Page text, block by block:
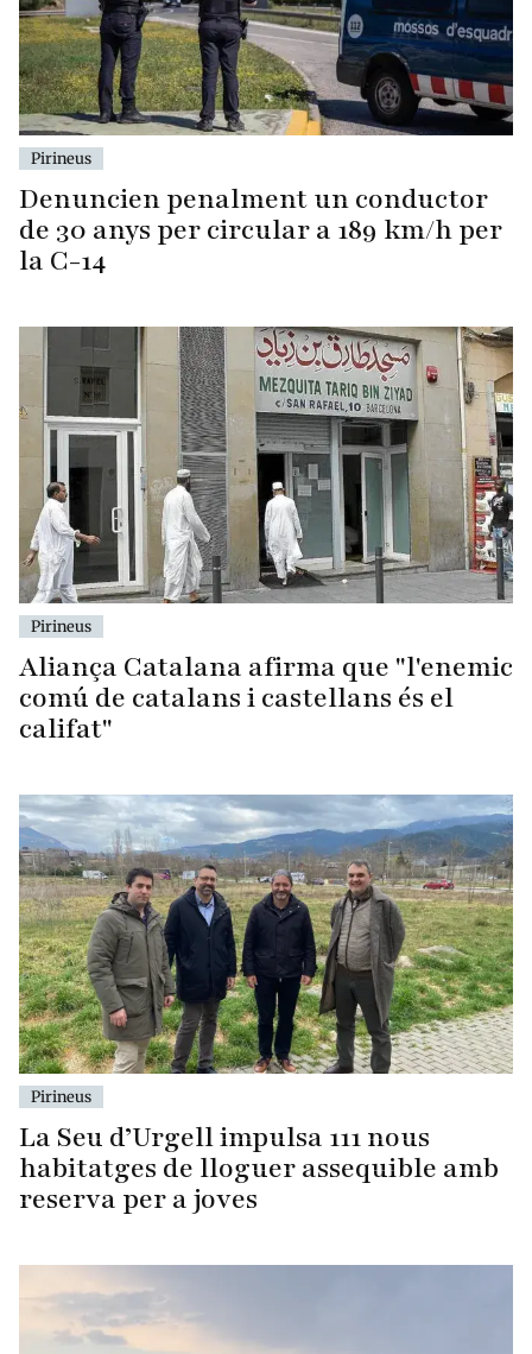
Pirineus
Denuncien penalment un conductor
de 30 anys per circular a 189 km/h per
la C-14
Pirineus
Aliança Catalana afirma que "l'enemic
comú de catalans i castellans és el
califat"
Pirineus
La Seu d’Urgell impulsa 111 nous
habitatges de lloguer assequible amb
reserva per a joves